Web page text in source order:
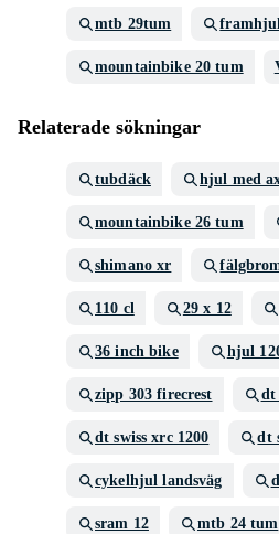
mtb 29tum
mountainbike 20 tum
Relaterade sökningar
tubdäck hjul med
mountainbike 26 tum
shimano xr
110 cl 29 x 12
36 inch bike hjul
zipp 303 firecrest dt
dt swiss xrc 1200 dt
cykelhjul landsväg
sram 12 mtb 24 tum